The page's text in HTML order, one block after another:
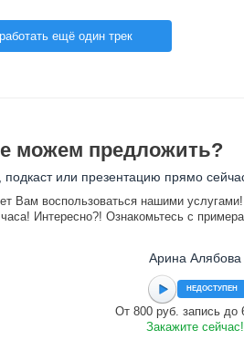
ещё один трек
можем предложить?
подкаст или презентацию прямо
Вам воспользоваться нашими
Интересно?! Ознакомьтесь с
Арина Алябова
НЕДОСТУПЕН
От 800 руб. запись до
Закажите сейчас!